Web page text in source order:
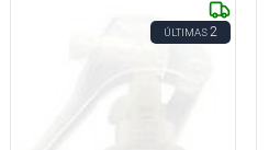
ÚLTIMAS2